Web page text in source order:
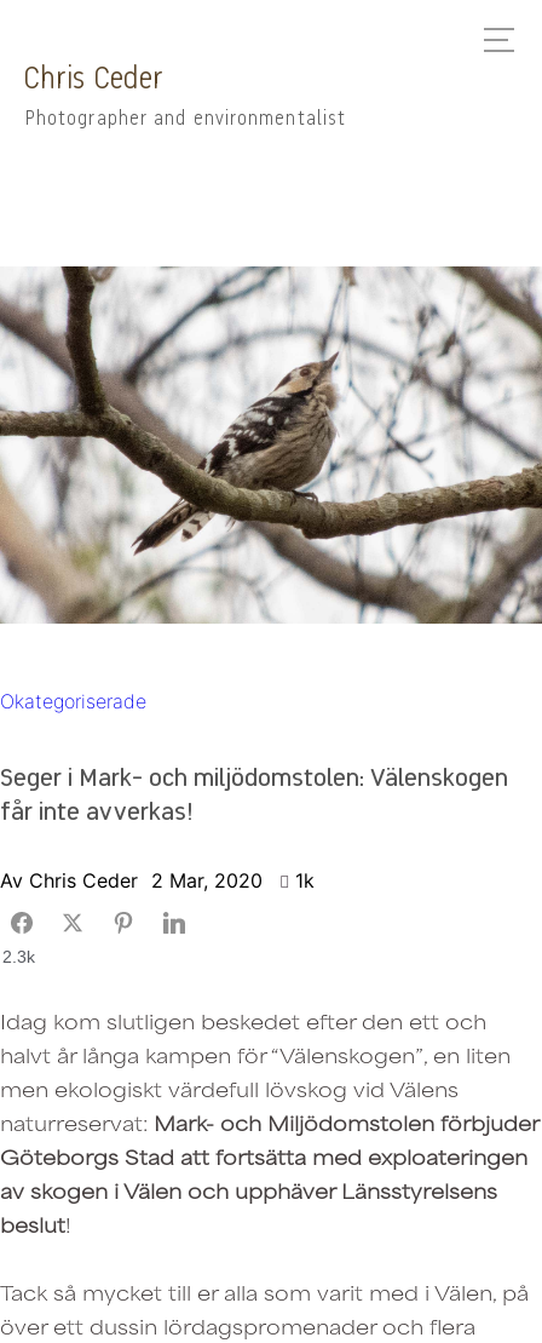
Chris Ceder
Photographer and environmentalist
Okategoriserade
Seger i Mark- och miljödomstolen: Välenskogen
får inte avverkas!
Av Chris Ceder 2 Mar, 2020 1k
2.3k
Idag kom slutligen beskedet efter den ett och
halvt år långa kampen för “Välenskogen”, en liten
men ekologiskt värdefull lövskog vid Välens
naturreservat: Mark- och Miljödomstolen förbjuder
Göteborgs Stad att fortsätta med exploateringen
av skogen i Välen och upphäver Länsstyrelsens
beslut!
Tack så mycket till er alla som varit med i Välen, på
över ett dussin lördagspromenader och flera